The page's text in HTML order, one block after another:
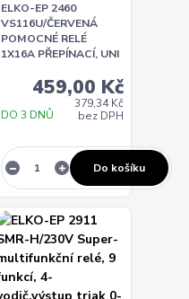
ELKO-EP 2460
VS116U/ČERVENÁ
POMOCNÉ RELÉ
1X16A PŘEPÍNACÍ, UNI
459,00 Kč
379,34 Kč
bez DPH
DO 3 DNŮ
Do košíku